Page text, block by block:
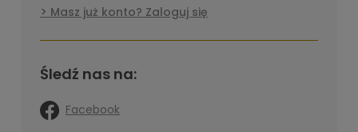
Masz już konto? Zaloguj się
Śledź nas na:
Facebook